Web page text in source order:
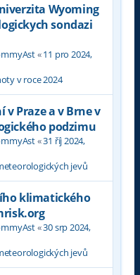
Wyoming
sondazi
«11 pro 2024,
v roce 2024
v Praze a v Brne v
podzimu
«31 říj 2024,
jevů
klimatického
«30 srp 2024,
jevů